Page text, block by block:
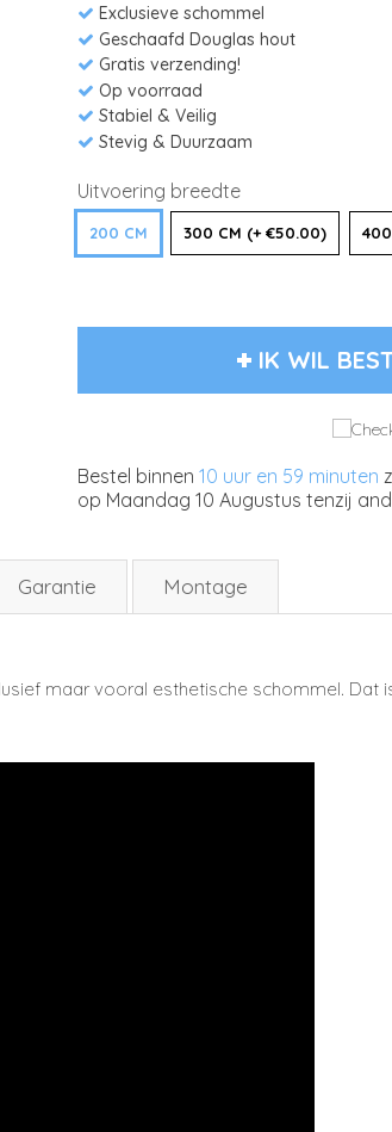
Exclusieve schommel
Geschaafd Douglas hout
Gratis verzending!
Op voorraad
Stabiel & Veilig
Stevig & Duurzaam
Uitvoering breedte
200 CM 300 CM (+ €50.00)
IK WIL
Bestel binnen 10 uur en 59 minuten
op Maandag 10 Augustus tenzij
Garantie Montage
maar vooral esthetische schommel. Dat